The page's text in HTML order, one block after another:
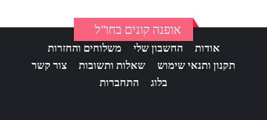
אופנה קונים בחו"ל
אודות החשבון שלי
משלוחים והחזרות
תקנון ותנאי שימוש
שאלות ותשובות
צור קשר
בלוג
התחברות